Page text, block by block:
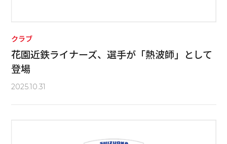
クラブ
花園近鉄ライナーズ、選手が「熱波師」として
登場
2025.10.31